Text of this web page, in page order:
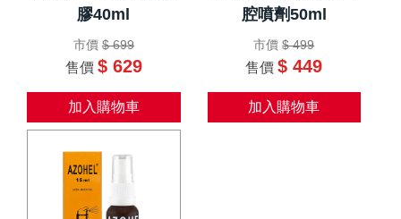
膠40ml
市價 $ 699
售價 $ 629
加入購物車
腔噴劑50ml
市價 $ 499
售價 $ 449
加入購物車